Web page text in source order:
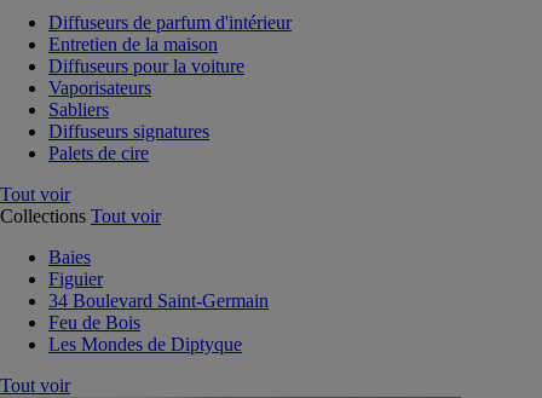
Diffuseurs de parfum d'intérieur
Entretien de la maison
Diffuseurs pour la voiture
Vaporisateurs
Sabliers
Diffuseurs signatures
Palets de cire
Tout voir
Collections Tout voir
Baies
Figuier
34 Boulevard Saint-Germain
Feu de Bois
Les Mondes de Diptyque
Tout voir